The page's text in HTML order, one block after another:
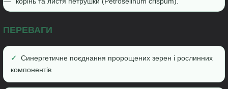
ПЕРЕВАГИ
Синергетичне поєднання пророщених зерен і рослинних
компонентів